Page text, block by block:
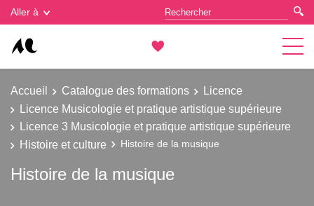
Aller à
Accueil Catalogue des formations
Licence
Licence Musicologie et pratique artistique supérieure
Licence 3 Musicologie et pratique artistique supérieure
Histoire et culture
Histoire de la musique
Histoire de la musique
Gestion des cookies